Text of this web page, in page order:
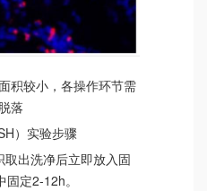
积较小，各操作环节需
落
）实验步骤
出洗净后立即放入固
定2-12h。